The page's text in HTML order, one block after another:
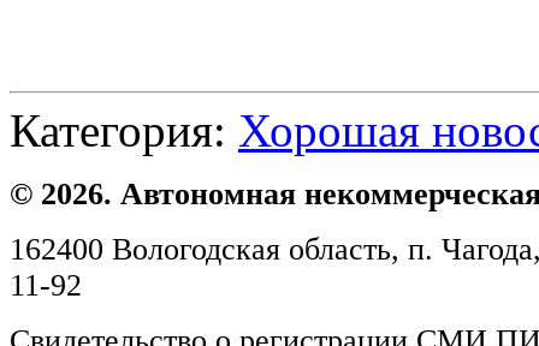
Категория: Хорошая
© 2026. Автономная
162400 Вологодская область, п.
11-92